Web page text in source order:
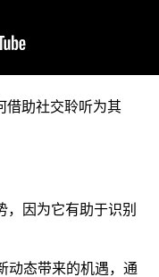
借助社交聆听为其
，因为它有助于识别
动态带来的机遇，通